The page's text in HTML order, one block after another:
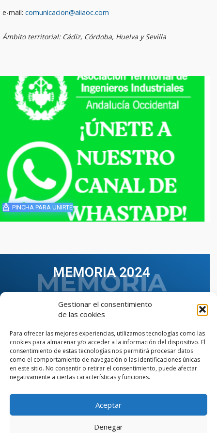
Gestionar el consentimiento
de las cookies
Para ofrecer las mejores experiencias, utilizamos tecnologías como las
cookies para almacenar y/o acceder a la información del dispositivo. El
consentimiento de estas tecnologías nos permitirá procesar datos
como el comportamiento de navegación o las identificaciones únicas
en este sitio. No consentir o retirar el consentimiento, puede afectar
negativamente a ciertas características y funciones.
Aceptar
Denegar
e-mail: comunicacion@aiiaoc.com
Ámbito territorial: Cádiz, Córdoba, Huelva y Sevilla
PINCHA PARA UNIRTE
MEMORIA 2024
VER TODAS LAS MEMORIAS